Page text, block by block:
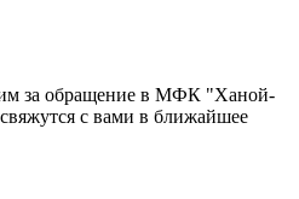
за обращение в МФК "Ханой-
с вами в ближайшее